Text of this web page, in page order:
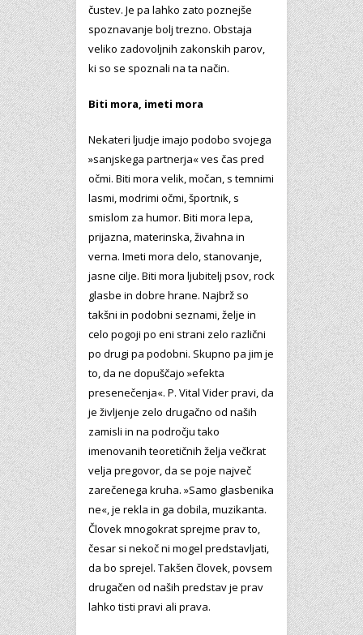
čustev. Je pa lahko zato poznejše
spoznavanje bolj trezno. Obstaja
veliko zadovoljnih zakonskih parov,
ki so se spoznali na ta način.
Biti mora, imeti mora
Nekateri ljudje imajo podobo svojega
»sanjskega partnerja« ves čas pred
očmi. Biti mora velik, močan, s temnimi
lasmi, modrimi očmi, športnik, s
smislom za humor. Biti mora lepa,
prijazna, materinska, živahna in
verna. Imeti mora delo, stanovanje,
jasne cilje. Biti mora ljubitelj psov, rock
glasbe in dobre hrane. Najbrž so
takšni in podobni seznami, želje in
celo pogoji po eni strani zelo različni
po drugi pa podobni. Skupno pa jim je
to, da ne dopuščajo »efekta
presenečenja«. P. Vital Vider pravi, da
je življenje zelo drugačno od naših
zamisli in na področju tako
imenovanih teoretičnih želja večkrat
velja pregovor, da se poje največ
zarečenega kruha. »Samo glasbenika
ne«, je rekla in ga dobila, muzikanta.
Človek mnogokrat sprejme prav to,
česar si nekoč ni mogel predstavljati,
da bo sprejel. Takšen človek, povsem
drugačen od naših predstav je prav
lahko tisti pravi ali prava.